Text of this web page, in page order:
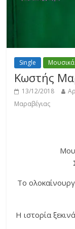
Single
Κωστής
13/12/2018
Μαραβέγιας
Το
Η ιστορία